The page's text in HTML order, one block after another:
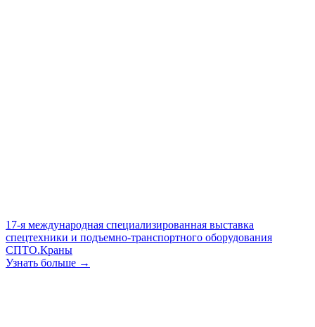
17-я международная специализированная выставка
спецтехники и подъемно-транспортного оборудования
СПТО.Краны
Узнать больше →